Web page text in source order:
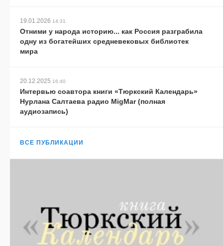
19.01.2026 14:31
Отними у народа историю... как Россия разграбила
одну из богатейших средневековых библиотек
мира
20.12.2025 16:40
Интервью соавтора книги «Тюркский Календарь»
Нурлана Салтаева радио MigMar (полная
аудиозапись)
ВСЕ ПУБЛИКАЦИИ